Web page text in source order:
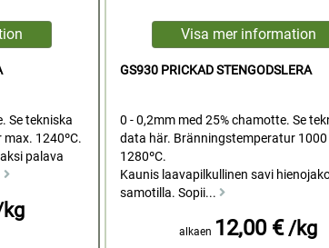
Se tekniska
1240ºC.
palava
GS930 PRICKAD STENGODSLERA
0 - 0,2mm med 25% chamotte. Se
data här. Bränningstemperatur 1000
1280ºC.
Kaunis laavapilkullinen savi
samotilla. Sopii...
alkaen 12,00 € /kg